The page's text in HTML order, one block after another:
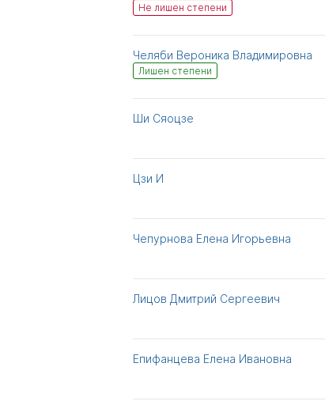
Не лишен степени
Челяби Вероника Владимировна
Лишен степени
Ши Сяоцзе
Цзи И
Чепурнова Елена Игорьевна
Лицов Дмитрий Сергеевич
Епифанцева Елена Ивановна